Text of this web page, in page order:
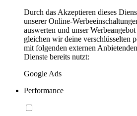
Durch das Akzeptieren dieses
unserer Online-
auswerten und unser
gleichen wir deine verschlüsselten
mit folgenden externen
Dienste bereits nutzt:
Google Ads
Performance